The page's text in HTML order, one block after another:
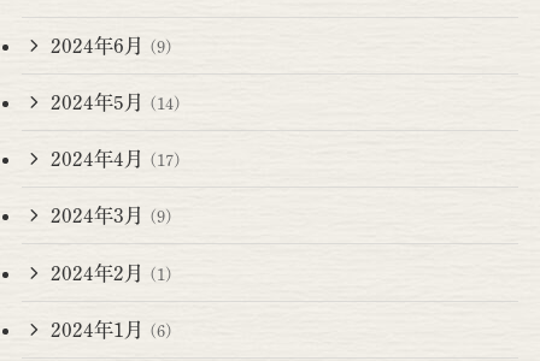
2024年6月 (9)
2024年5月 (14)
2024年4月 (17)
2024年3月 (9)
2024年2月 (1)
2024年1月 (6)